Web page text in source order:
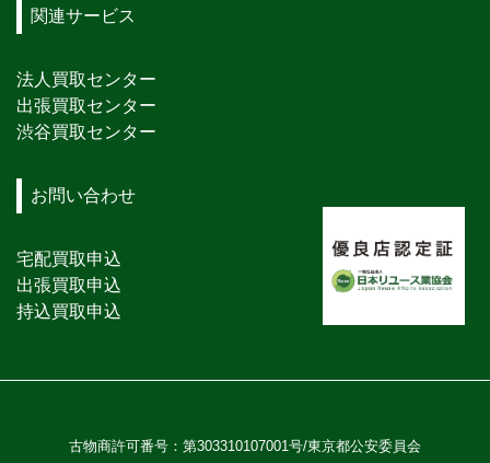
関連サービス
法人買取センター
出張買取センター
渋谷買取センター
お問い合わせ
宅配買取申込
出張買取申込
持込買取申込
古物商許可番号：第303310107001号/東京都公安委員会